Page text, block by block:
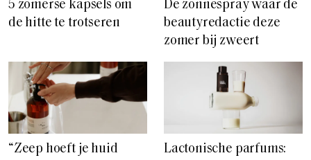
5 zomerse kapsels om
de hitte te trotseren
De zonnespray waar de
beautyredactie deze
zomer bij zweert
“Zeep hoeft je huid
Lactonische parfums: